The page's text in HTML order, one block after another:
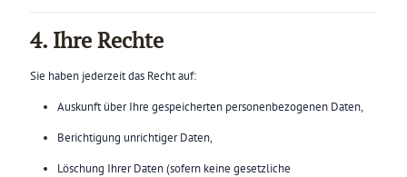
4. Ihre Rechte
Sie haben jederzeit das Recht auf:
Auskunft über Ihre gespeicherten personenbezogenen Daten,
Berichtigung unrichtiger Daten,
Löschung Ihrer Daten (sofern keine gesetzliche